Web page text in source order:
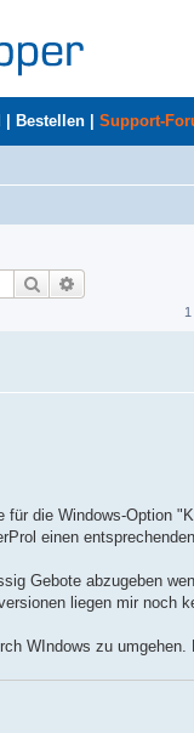
Bestellen Support-
Suche
die Windows-Option
einen
Gebote abzugeben
liegen mir noch
WIndows zu